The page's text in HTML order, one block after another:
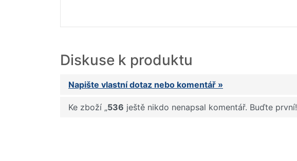
Diskuse k produktu
Napište vlastní dotaz nebo komentář »
Ke zboží „536 ještě nikdo nenapsal komentář. Buďte první!